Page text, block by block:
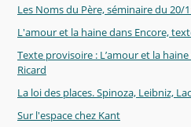
Les Noms du Père, séminaire du 20/
L'amour et la haine dans Encore,
Texte provisoire : L’amour et la
Ricard
La loi des places. Spinoza, Leibniz,
Sur l'espace chez Kant